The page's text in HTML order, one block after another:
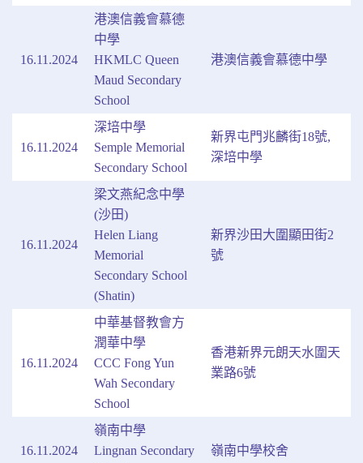
16.11.2024
港澳信義會慕德
中學
HKMLC Queen
Maud Secondary
School
港澳信義會慕德中學
16.11.2024
深培中學
Semple Memorial
Secondary School
新界屯門兆麟街18號,
深培中學
16.11.2024
梁文燕紀念中學
(沙田)
Helen Liang
Memorial
Secondary School
(Shatin)
新界沙田大圍顯田街2
號
16.11.2024
中華基督教會方
潤華中學
CCC Fong Yun
Wah Secondary
School
香港新界元朗天水圍天
業路6號
16.11.2024
嶺南中學
Lingnan Secondary
嶺南中學校舍